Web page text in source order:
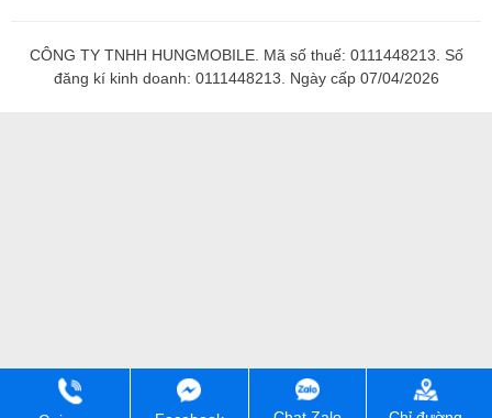
CÔNG TY TNHH HUNGMOBILE. Mã số thuế: 0111448213. Số
đăng kí kinh doanh: 0111448213. Ngày cấp 07/04/2026